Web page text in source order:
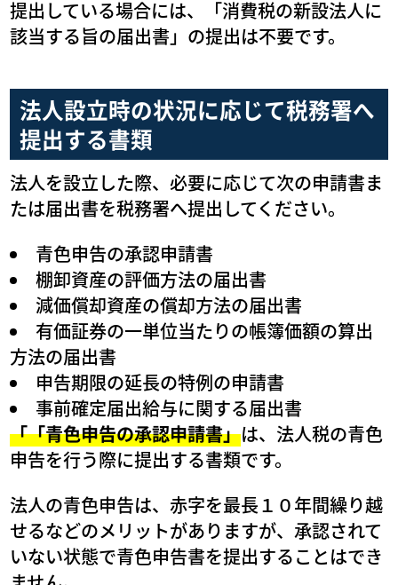
提出している場合には、「消費税の新設法人に
該当する旨の届出書」の提出は不要です。
法人設立時の状況に応じて税務署へ
提出する書類
法人を設立した際、必要に応じて次の申請書ま
たは届出書を税務署へ提出してください。
青色申告の承認申請書
棚卸資産の評価方法の届出書
減価償却資産の償却方法の届出書
有価証券の一単位当たりの帳簿価額の算出
方法の届出書
申告期限の延長の特例の申請書
事前確定届出給与に関する届出書
「「青色申告の承認申請書」は、法人税の青色
申告を行う際に提出する書類です。
法人の青色申告は、赤字を最長１０年間繰り越
せるなどのメリットがありますが、承認されて
いない状態で青色申告書を提出することはでき